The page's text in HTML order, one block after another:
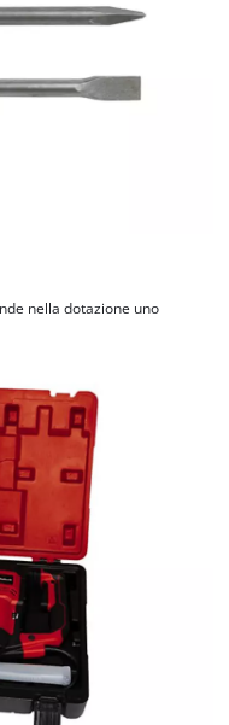
nella dotazione uno